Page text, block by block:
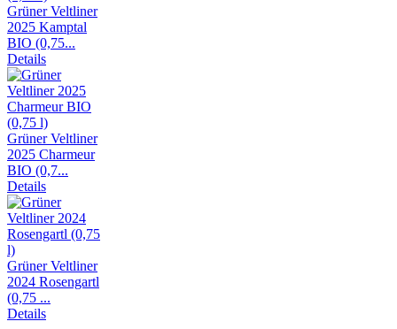
Grüner Veltliner
2025 Kamptal
BIO (0,75...
Details
Grüner Veltliner
2025 Charmeur
BIO (0,7...
Details
Grüner Veltliner
2024 Rosengartl
(0,75 ...
Details